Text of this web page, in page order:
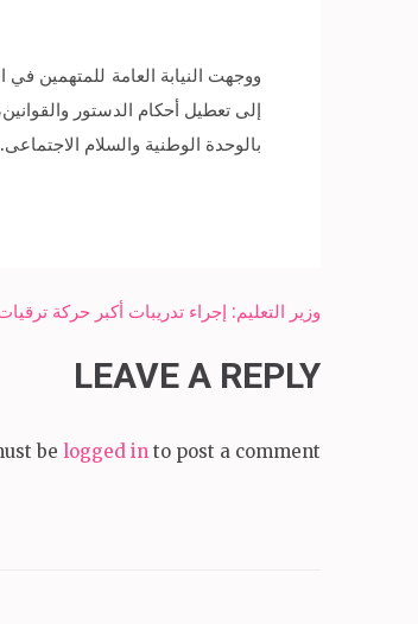
ووجهت النيابة العامة للمتهمين
إلى تعطيل أحكام الدستور
بالوحدة الوطنية والسلام الاجتماعى.
Post
وزير التعليم: إجراء تدريبات أكبر حركة
LEAVE A REPLY
be logged in to post a comment.